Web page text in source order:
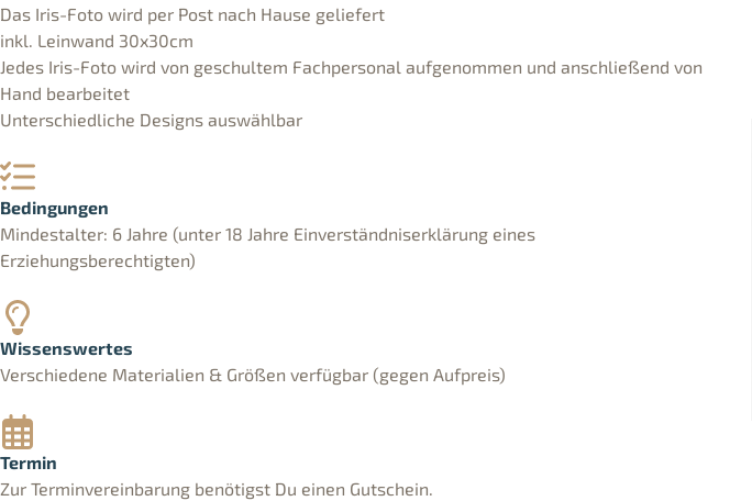
Das Iris-Foto wird per Post nach Hause geliefert
inkl. Leinwand 30x30cm
Jedes Iris-Foto wird von geschultem Fachpersonal aufgenommen und anschließend von
Hand bearbeitet
Unterschiedliche Designs auswählbar
Bedingungen
Mindestalter: 6 Jahre (unter 18 Jahre Einverständniserklärung eines
Erziehungsberechtigten)
Wissenswertes
Verschiedene Materialien & Größen verfügbar (gegen Aufpreis)
Termin
Zur Terminvereinbarung benötigst Du einen Gutschein.